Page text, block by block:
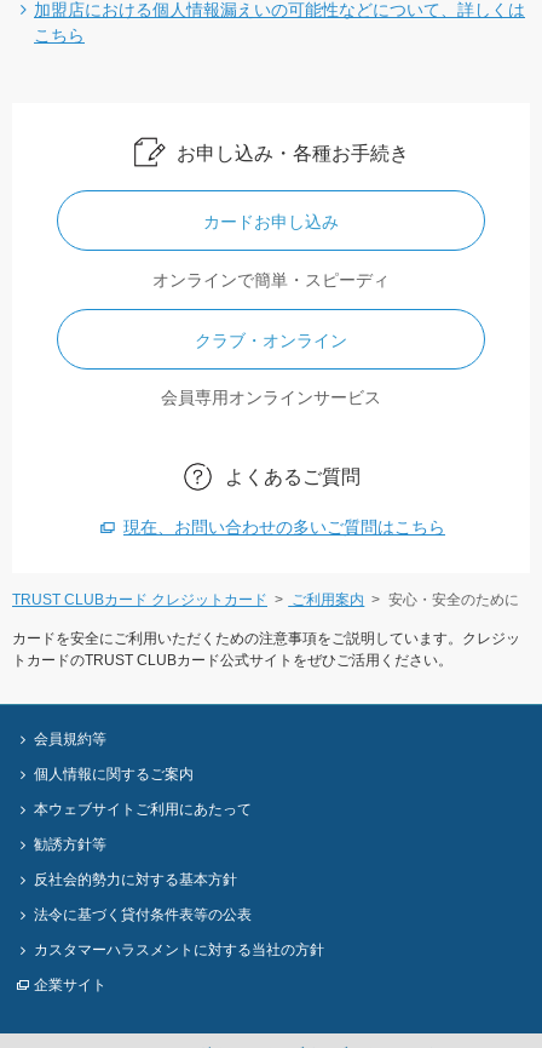
加盟店における個人情報漏えいの可能性などについて、詳しくは
こちら
お申し込み・各種お手続き
カードお申し込み
オンラインで簡単・スピーディ
クラブ・オンライン
会員専用オンラインサービス
よくあるご質問
現在、お問い合わせの多いご質問はこちら
TRUST CLUBカード クレジットカード ご利用案内 安心・安全のために
カードを安全にご利用いただくための注意事項をご説明しています。クレジッ
トカードのTRUST CLUBカード公式サイトをぜひご活用ください。
会員規約等
個人情報に関するご案内
本ウェブサイトご利用にあたって
勧誘方針等
反社会的勢力に対する基本方針
法令に基づく貸付条件表等の公表
カスタマーハラスメントに対する当社の方針
企業サイト